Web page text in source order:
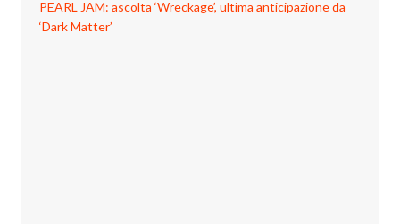
PEARL JAM: ascolta ‘Wreckage’, ultima anticipazione da
‘Dark Matter’